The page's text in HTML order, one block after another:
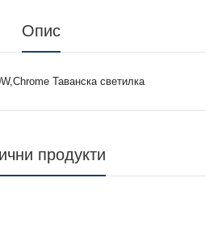
Опис
Таванска светилка
продукти